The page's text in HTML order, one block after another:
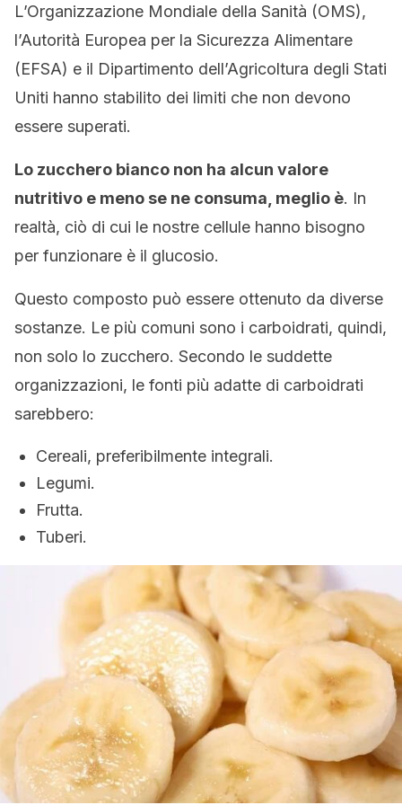
L’Organizzazione Mondiale della Sanità (OMS),
l’Autorità Europea per la Sicurezza Alimentare
(EFSA) e il Dipartimento dell’Agricoltura degli Stati
Uniti hanno stabilito dei limiti che non devono
essere superati.
Lo zucchero bianco non ha alcun valore
nutritivo e meno se ne consuma, meglio è. In
realtà, ciò di cui le nostre cellule hanno bisogno
per funzionare è il glucosio.
Questo composto può essere ottenuto da diverse
sostanze. Le più comuni sono i carboidrati, quindi,
non solo lo zucchero. Secondo le suddette
organizzazioni, le fonti più adatte di carboidrati
sarebbero:
Cereali, preferibilmente integrali.
Legumi.
Frutta.
Tuberi.